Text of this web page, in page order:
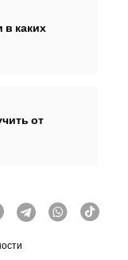
в каких
от